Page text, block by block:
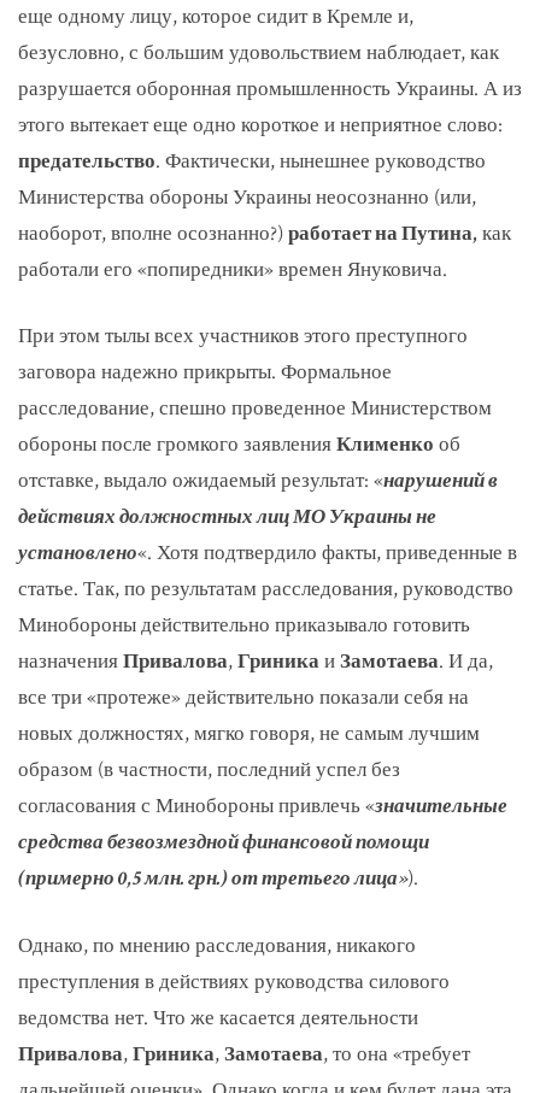
еще одному лицу, которое сидит в Кремле и,
безусловно, с большим удовольствием наблюдает, как
разрушается оборонная промышленность Украины. А из
этого вытекает еще одно короткое и неприятное слово:
предательство. Фактически, нынешнее руководство
Министерства обороны Украины неосознанно (или,
наоборот, вполне осознанно?)работает на Путина, как
работали его «попиредники» времен Януковича.
При этом тылы всех участников этого преступного
заговора надежно прикрыты. Формальное
расследование, спешно проведенное Министерством
обороны после громкого заявленияКлименко об
отставке, выдало ожидаемый результат: «нарушений в
действиях должностных лиц МО Украины не
установлено«. Хотя подтвердило факты, приведенные в
статье. Так, по результатам расследования, руководство
Минобороны действительно приказывало готовить
назначенияПривалова,ГриникаиЗамотаева. И да,
все три «протеже» действительно показали себя на
новых должностях, мягко говоря, не самым лучшим
образом (в частности, последний успел без
согласования с Минобороны привлечь «значительные
средства безвозмездной финансовой помощи
(примерно 0,5 млн. грн.) от третьего лица»).
Однако, по мнению расследования, никакого
преступления в действиях руководства силового
ведомства нет. Что же касается деятельности
Привалова,Гриника,Замотаева, то она «требует